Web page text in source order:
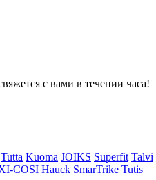
с вами в течении часа!
Tutta Kuoma JOIKS Superfit Talvi
COSI Hauck SmarTrike Tutis